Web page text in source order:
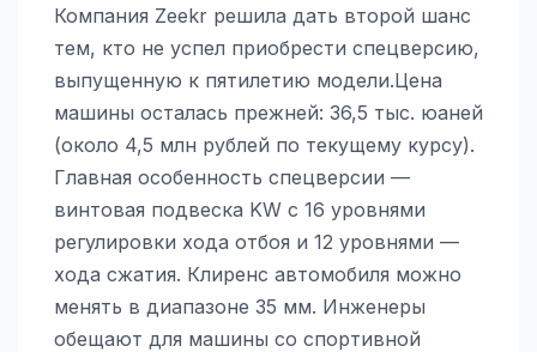
Компания Zeekr решила дать второй шанс
тем, кто не успел приобрести спецверсию,
выпущенную к пятилетию модели.Цена
машины осталась прежней: 36,5 тыс. юаней
(около 4,5 млн рублей по текущему курсу).
Главная особенность спецверсии —
винтовая подвеска KW с 16 уровнями
регулировки хода отбоя и 12 уровнями —
хода сжатия. Клиренс автомобиля можно
менять в диапазоне 35 мм. Инженеры
обещают для машины со спортивной